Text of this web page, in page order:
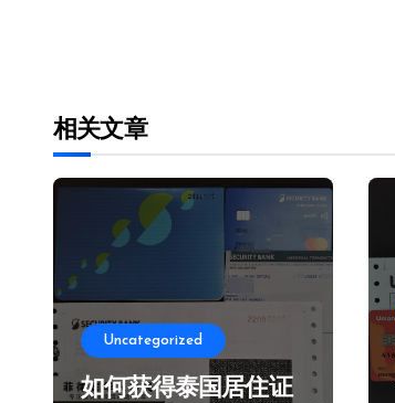
相关文章
Uncategorized
如何获得泰国居住证